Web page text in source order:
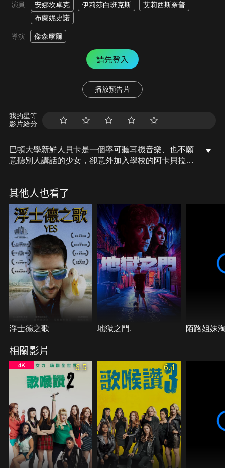
演員 安娜坎卓克 伊莉莎白班克斯
艾莉西斯奈普
布蘭妮史諾
導演 傑森摩爾
請先登入
播放預告片
我的星等
影片給分
巴頓大學新鮮人貝卡是一個寧可聽耳機音樂、也不願
意聽別人講話的少女，卻意外加入學校的阿卡貝拉女
與校園格格不入的貝卡，如何以她驚人的才華改變阿
卡貝拉的傳統表演方式？又如何率領這群女生與競爭
激烈的全國美聲團體一較高下？共譜青春生命的繽紛
音符！(c) 2012 Universal City Studios Productions
LLLP. All Rights Reserved.
其他人也看了
浮士德之歌 地獄之門. 陌路姐妹
相關影片
6.5 6.1